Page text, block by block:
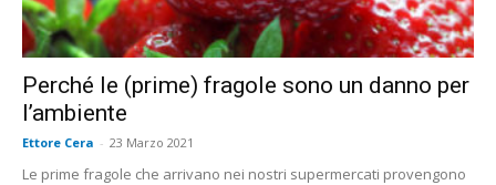
Perché le (prime) fragole sono un danno per
l’ambiente
Ettore Cera - 23 Marzo 2021
Le prime fragole che arrivano nei nostri supermercati provengono